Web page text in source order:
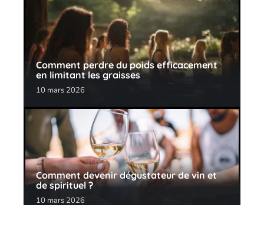
Comment perdre du poids efficacement
en limitant les graisses
10 mars 2026
Comment devenir dégustateur de vin et
de spirituel ?
10 mars 2026